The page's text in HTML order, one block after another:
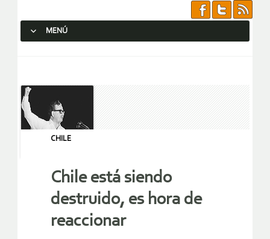
MENÚ
CHILE
Chile está siendo
destruido, es hora de
reaccionar